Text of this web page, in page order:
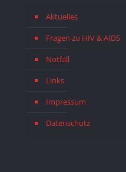
Aktuelles
Fragen zu HIV & AIDS
Notfall
Links
Impressum
Datenschutz